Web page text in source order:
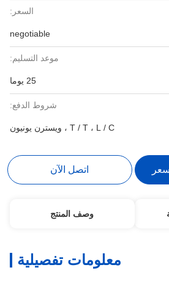
السعر:
negotiable
موعد التسليم:
25 يوما
شروط الدفع:
T / T ، L / C ، ويسترن يونيون
اتصل الآن
وصف المنتج
معلومات تفصيلية